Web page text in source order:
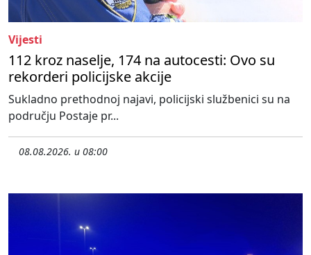
Vijesti
112 kroz naselje, 174 na autocesti: Ovo su
rekorderi policijske akcije
Sukladno prethodnoj najavi, policijski službenici su na
području Postaje pr...
08.08.2026. u 08:00